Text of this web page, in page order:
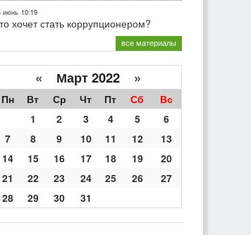
июнь 10:19
хочет стать коррупционером?
все материалы
« Март 2022 »
Пн Вт Ср Чт Пт Сб
Вс
1
2 3 4 5
6
7
8 9 10 11 12
13
14
15 16 17 18 19
20
21
22 23 24 25 26
27
28
29 30 31